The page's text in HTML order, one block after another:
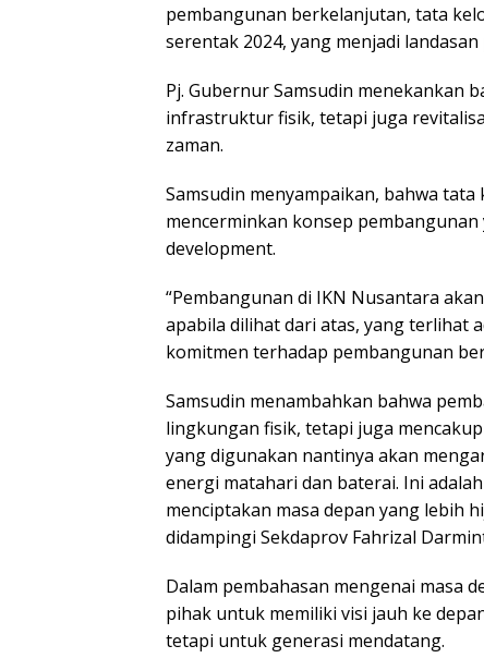
pembangunan berkelanjutan, tata
serentak 2024, yang menjadi
Pj. Gubernur Samsudin menekankan
infrastruktur fisik, tetapi juga
zaman.
Samsudin menyampaikan, bahwa
mencerminkan konsep
development.
“Pembangunan di IKN Nusantara
apabila dilihat dari atas, yang terlihat
komitmen terhadap pembangunan
Samsudin menambahkan bahwa
lingkungan fisik, tetapi juga
yang digunakan nantinya akan
energi matahari dan baterai. Ini
menciptakan masa depan yang lebih
didampingi Sekdaprov Fahrizal
Dalam pembahasan mengenai masa
pihak untuk memiliki visi jauh ke
tetapi untuk generasi mendatang.